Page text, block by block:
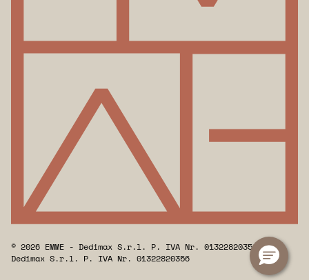
© 2026 EMME - Dedimax S.r.l. P. IVA Nr. 01322820356 -
Dedimax S.r.l. P. IVA Nr. 01322820356